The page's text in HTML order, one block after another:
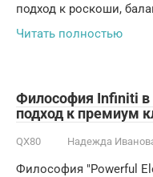
подход к роскоши,
Читать полностью
Философия Infiniti в
подход к премиум
QX80 Надежда
Философия "Powerful